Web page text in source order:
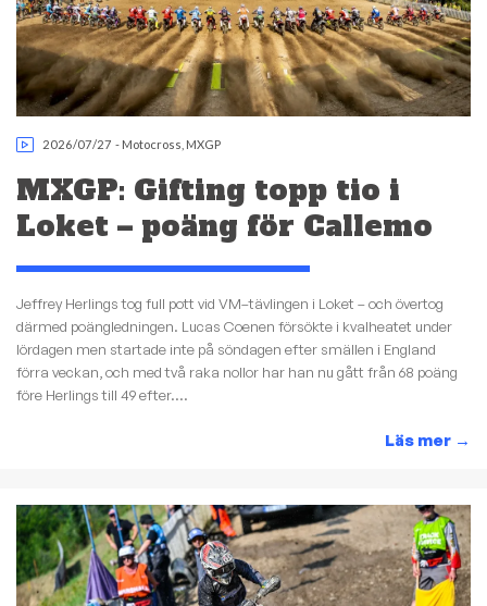
2026/07/27 - Motocross MXGP
MXGP: Gifting topp tio i
Loket – poäng för Callemo
Jeffrey Herlings tog full pott vid VM–tävlingen i Loket – och övertog
därmed poängledningen. Lucas Coenen försökte i kvalheatet under
lördagen men startade inte på söndagen efter smällen i England
förra veckan, och med två raka nollor har han nu gått från 68 poäng
före Herlings till 49 efter....
Läs mer →